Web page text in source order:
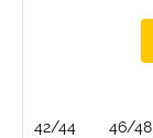
42/44 46/48